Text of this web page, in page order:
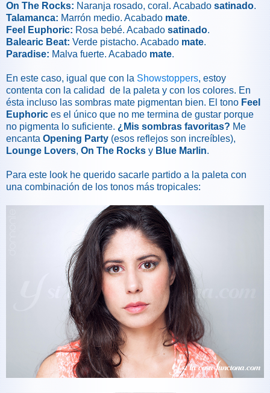
On The Rocks: Naranja rosado, coral. Acabado satinado.
Talamanca: Marrón medio. Acabado mate.
Feel Euphoric: Rosa bebé. Acabado satinado.
Balearic Beat: Verde pistacho. Acabado mate.
Paradise: Malva fuerte. Acabado mate.
En este caso, igual que con la Showstoppers, estoy
contenta con la calidad de la paleta y con los colores. En
ésta incluso las sombras mate pigmentan bien. El tono Feel
Euphoric es el único que no me termina de gustar porque
no pigmenta lo suficiente. ¿Mis sombras favoritas? Me
encanta Opening Party (esos reflejos son increíbles),
Lounge Lovers, On The Rocks y Blue Marlin.
Para este look he querido sacarle partido a la paleta con
una combinación de los tonos más tropicales: